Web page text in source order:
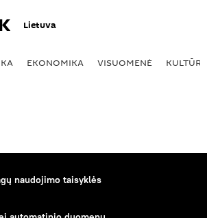
Lietuva
EKONOMIKA VISUOMENĖ KULTŪRA
naudojimo taisyklės